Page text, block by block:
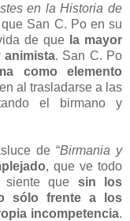
en la Historia de
San C. Po en su
de que la mayor
animista. San C. Po
como elemento
al trasladarse a las
el birmano y
de “Birmania y
, que ve todo
siente que sin los
sólo frente a los
incompetencia.